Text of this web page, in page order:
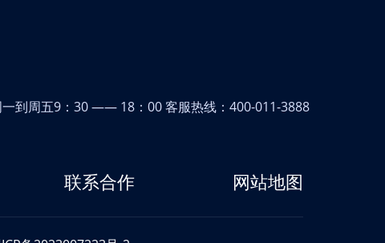
到周五9：30 —— 18：00 客服热线：400-011-3888
联系合作 网站地图